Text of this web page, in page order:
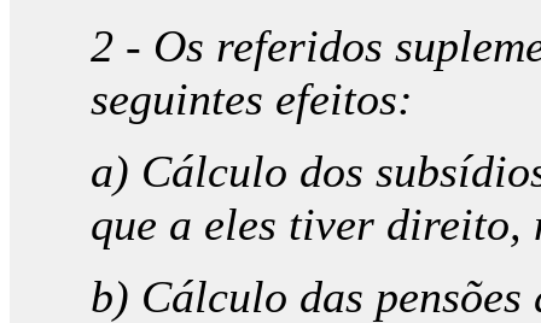
2 - Os referidos
seguintes efeitos:
a) Cálculo dos
que a eles tiver direito,
b) Cálculo das pensões